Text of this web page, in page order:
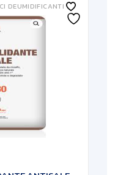
DEUMIDIFICANTI